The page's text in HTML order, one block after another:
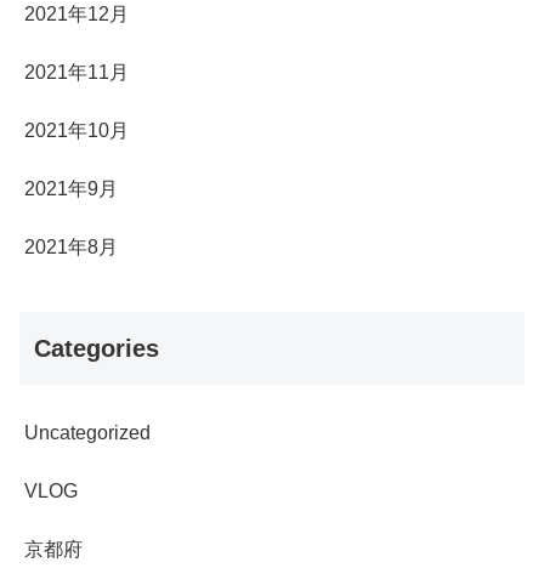
2021年12月
2021年11月
2021年10月
2021年9月
2021年8月
Categories
Uncategorized
VLOG
京都府